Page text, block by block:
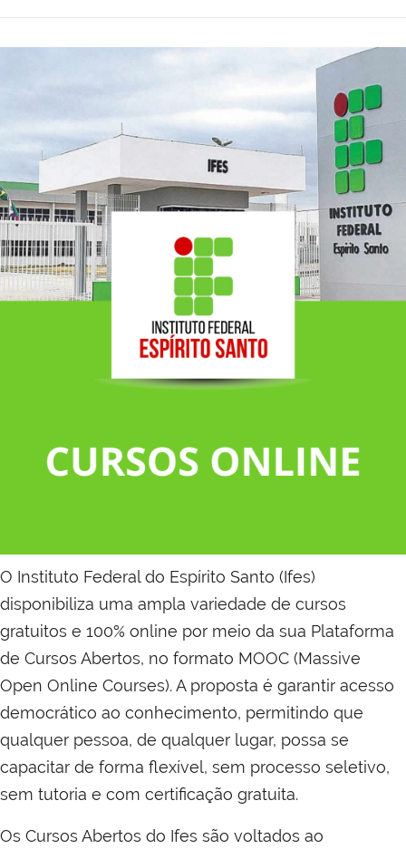
O Instituto Federal do Espírito Santo (Ifes)
disponibiliza uma ampla variedade de cursos
gratuitos e 100% online por meio da sua Plataforma
de Cursos Abertos, no formato MOOC (Massive
Open Online Courses). A proposta é garantir acesso
democrático ao conhecimento, permitindo que
qualquer pessoa, de qualquer lugar, possa se
capacitar de forma flexível, sem processo seletivo,
sem tutoria e com certificação gratuita.
Os Cursos Abertos do Ifes são voltados ao